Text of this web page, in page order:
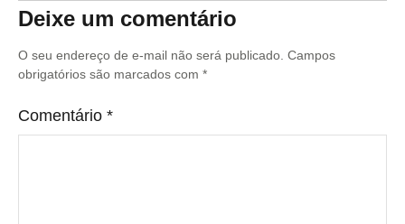
Deixe um comentário
O seu endereço de e-mail não será publicado. Campos
obrigatórios são marcados com *
Comentário *